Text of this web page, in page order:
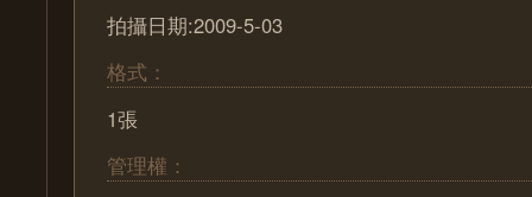
拍攝日期:2009-5-03
格式：
1張
管理權：